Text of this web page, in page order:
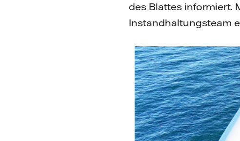
des Blattes informiert.
Instandhaltungsteam